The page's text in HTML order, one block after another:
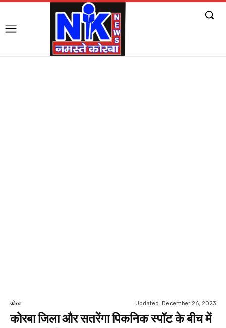
कोरबा Updated: December 26, 2023
कोरबा जिला और सतरेंगा पिकनिक स्पॉट के बीच में